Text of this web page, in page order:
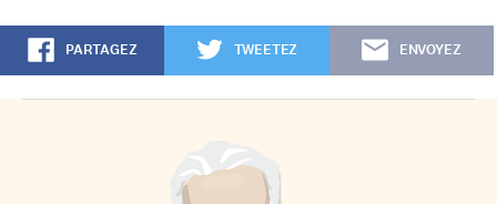
PARTAGEZ TWEETEZ ENVOYEZ